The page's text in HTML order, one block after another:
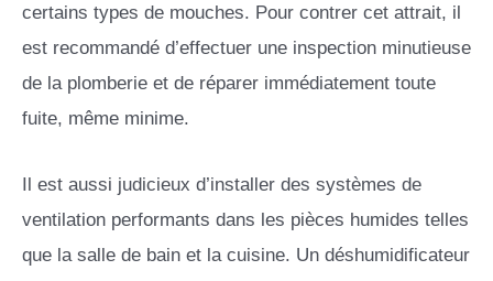
certains types de mouches. Pour contrer cet attrait, il
est recommandé d’effectuer une inspection minutieuse
de la plomberie et de réparer immédiatement toute
fuite, même minime.
Il est aussi judicieux d’installer des systèmes de
ventilation performants dans les pièces humides telles
que la salle de bain et la cuisine. Un déshumidificateur